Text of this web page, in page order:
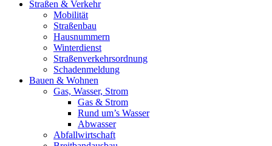
Straßen & Verkehr
Mobilität
Straßenbau
Hausnummern
Winterdienst
Straßenverkehrsordnung
Schadenmeldung
Bauen & Wohnen
Gas, Wasser, Strom
Gas & Strom
Rund um’s Wasser
Abwasser
Abfallwirtschaft